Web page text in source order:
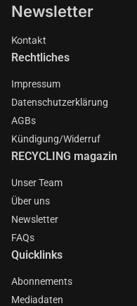
Newsletter
Kontakt
Rechtliches
Impressum
Datenschutzerklärung
AGBs
Kündigung/Widerruf
RECYCLING magazin
Unser Team
Über uns
Newsletter
FAQs
Quicklinks
Abonnements
Mediadaten